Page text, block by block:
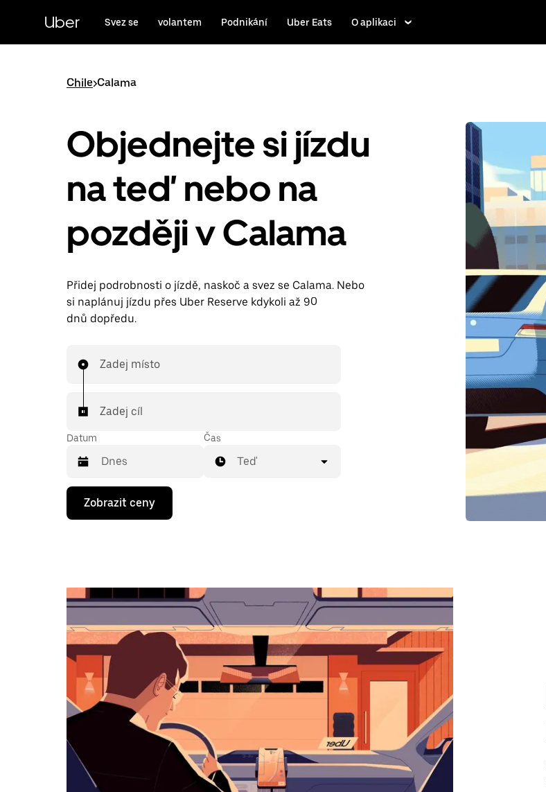
obsah
Uber Svez se volantem Podnikání Uber Eats O aplikaci
Chile>Calama
Objednejte si jízdu
na teď nebo na
později v Calama
Přidej podrobnosti o jízdě, naskoč a svez se Calama. Nebo
si naplánuj jízdu přes Uber Reserve kdykoli až 90
dnů dopředu.
Zadej místo
Zadej cíl
Datum
Stisknutím
klávesy
se
vybrat
datum.
klávesy
Esc
zavřeš
kalendář.
Čas
Teď
Zobrazit ceny